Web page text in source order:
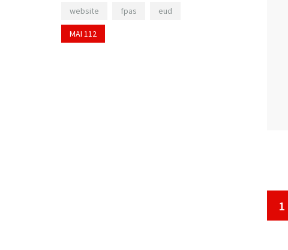
1
website fpas eud
MAI 112